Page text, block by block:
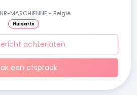
MARCHIENNE - België
Huisarts
achterlaten
een afspraak